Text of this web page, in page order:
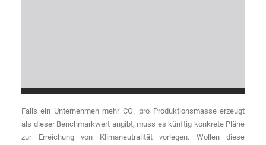
Falls ein Unternehmen mehr CO₂ pro Produktionsmasse erzeugt
als dieser Benchmarkwert angibt, muss es künftig konkrete Pläne
zur Erreichung von Klimaneutralität vorlegen. Wollen diese